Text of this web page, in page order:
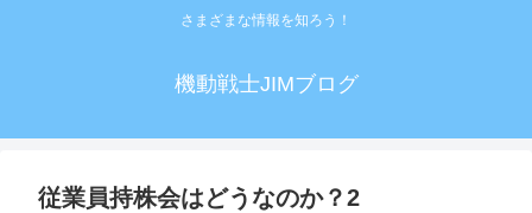
さまざまな情報を知ろう！
機動戦士JIMブログ
従業員持株会はどうなのか？2